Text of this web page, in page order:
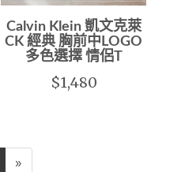
Calvin Klein 凱文克萊
CK 經典 胸前中LOGO
多色選擇 情侶T
$1,480
»